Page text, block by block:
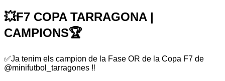
💥F7 COPA TARRAGONA |
CAMPIONS🏆
✅Ja tenim els campion de la Fase OR de la Copa F7 de
@minifutbol_tarragones ‼️